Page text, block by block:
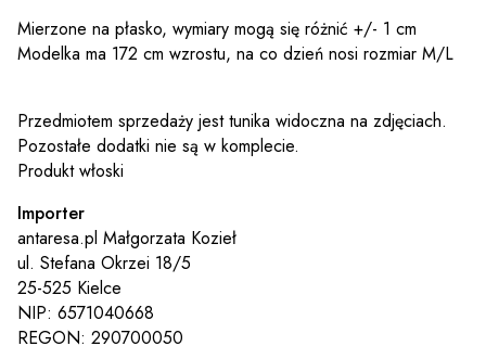
Mierzone na płasko, wymiary mogą się różnić +/- 1 cm
Modelka ma 172 cm wzrostu, na co dzień nosi rozmiar M/L
Przedmiotem sprzedaży jest tunika widoczna na zdjęciach.
Pozostałe dodatki nie są w komplecie.
Produkt włoski
Importer
antaresa.pl Małgorzata Kozieł
ul. Stefana Okrzei 18/5
25-525 Kielce
NIP: 6571040668
REGON: 290700050